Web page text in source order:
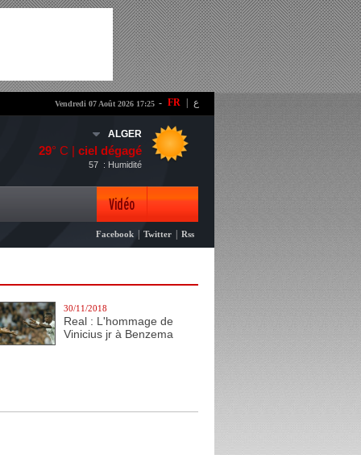
- FR ع Vendredi 07 Août 2026 17:25
ALGER
29° C | ciel dégagé
: Humidité
57
Vidéo
Photo
Facebook Twitter Rss
30/11/2018
Real : L'hommage de
Vinicius jr à Benzema